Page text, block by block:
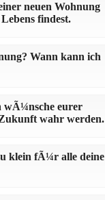
neuen Wohnung
findest.
Wann kann ich
wÃ¼nsche eurer
wahr werden.
klein fÃ¼r alle deine